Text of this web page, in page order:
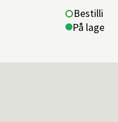
På lager i